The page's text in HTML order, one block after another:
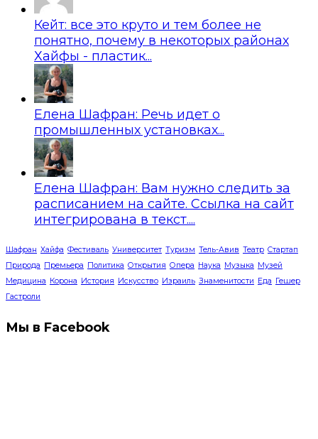
Кейт: все это круто и тем более не
понятно, почему в некоторых районах
Хайфы - пластик...
Елена Шафран: Речь идет о
промышленных установках...
Елена Шафран: Вам нужно следить за
расписанием на сайте. Ссылка на сайт
интегрирована в текст....
Шафран Хайфа Фестиваль Университет Туризм Тель-Авив Театр Стартап
Природа Премьера Политика Открытия Опера Наука Музыка Музей
Медицина Корона История Искусство Израиль Знаменитости Еда Гешер
Гастроли
Мы в Facebook